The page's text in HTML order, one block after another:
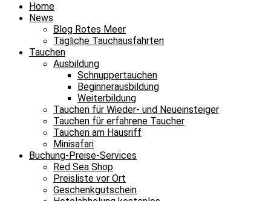
Home
News
Blog Rotes Meer
Tägliche Tauchausfahrten
Tauchen
Ausbildung
Schnuppertauchen
Beginnerausbildung
Weiterbildung
Tauchen für Wieder- und Neueinsteiger
Tauchen für erfahrene Taucher
Tauchen am Hausriff
Minisafari
Buchung-Preise-Services
Red Sea Shop
Preisliste vor Ort
Geschenkgutschein